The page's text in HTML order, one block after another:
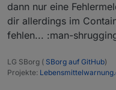
dann nur eine
dir allerdings im
fehlen... :man-
LG SBorg ( SBorg auf GitHub)
Projekte: